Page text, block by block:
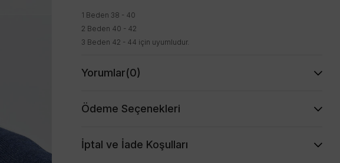
1 Beden 38 - 40
2 Beden 40 - 42
3 Beden 42 - 44 için uyumludur.
Yorumlar(0)
Ödeme Seçenekleri
İptal ve İade Koşulları